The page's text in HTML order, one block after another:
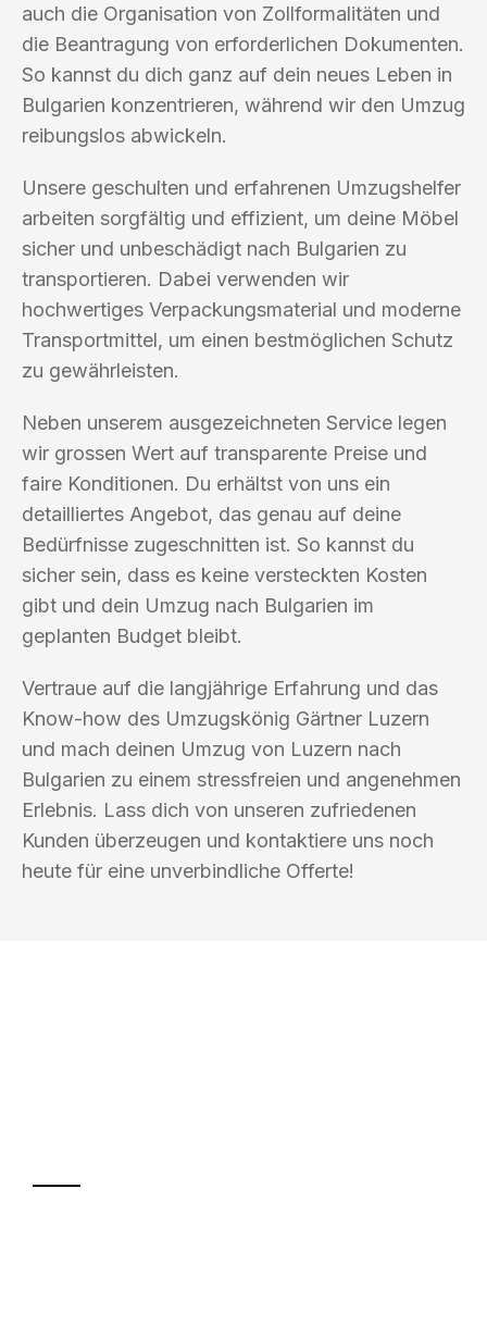
auch die Organisation von Zollformalitäten und
die Beantragung von erforderlichen Dokumenten.
So kannst du dich ganz auf dein neues Leben in
Bulgarien konzentrieren, während wir den Umzug
reibungslos abwickeln.
Unsere geschulten und erfahrenen Umzugshelfer
arbeiten sorgfältig und effizient, um deine Möbel
sicher und unbeschädigt nach Bulgarien zu
transportieren. Dabei verwenden wir
hochwertiges Verpackungsmaterial und moderne
Transportmittel, um einen bestmöglichen Schutz
zu gewährleisten.
Neben unserem ausgezeichneten Service legen
wir grossen Wert auf transparente Preise und
faire Konditionen. Du erhältst von uns ein
detailliertes Angebot, das genau auf deine
Bedürfnisse zugeschnitten ist. So kannst du
sicher sein, dass es keine versteckten Kosten
gibt und dein Umzug nach Bulgarien im
geplanten Budget bleibt.
Vertraue auf die langjährige Erfahrung und das
Know-how des Umzugskönig Gärtner Luzern
und mach deinen Umzug von Luzern nach
Bulgarien zu einem stressfreien und angenehmen
Erlebnis. Lass dich von unseren zufriedenen
Kunden überzeugen und kontaktiere uns noch
heute für eine unverbindliche Offerte!